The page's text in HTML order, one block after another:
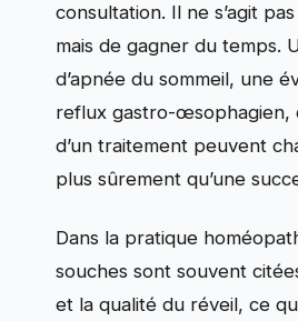
consultation. Il ne s’agit
mais de gagner du temps.
d’apnée du sommeil, une
reflux gastro-œsophagien,
d’un traitement peuvent
plus sûrement qu’une
Dans la pratique
souches sont souvent
et la qualité du réveil, ce